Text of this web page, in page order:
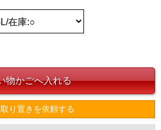
り置きを依頼する